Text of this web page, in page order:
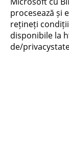
procesează și
rețineți
disponibile la
de/